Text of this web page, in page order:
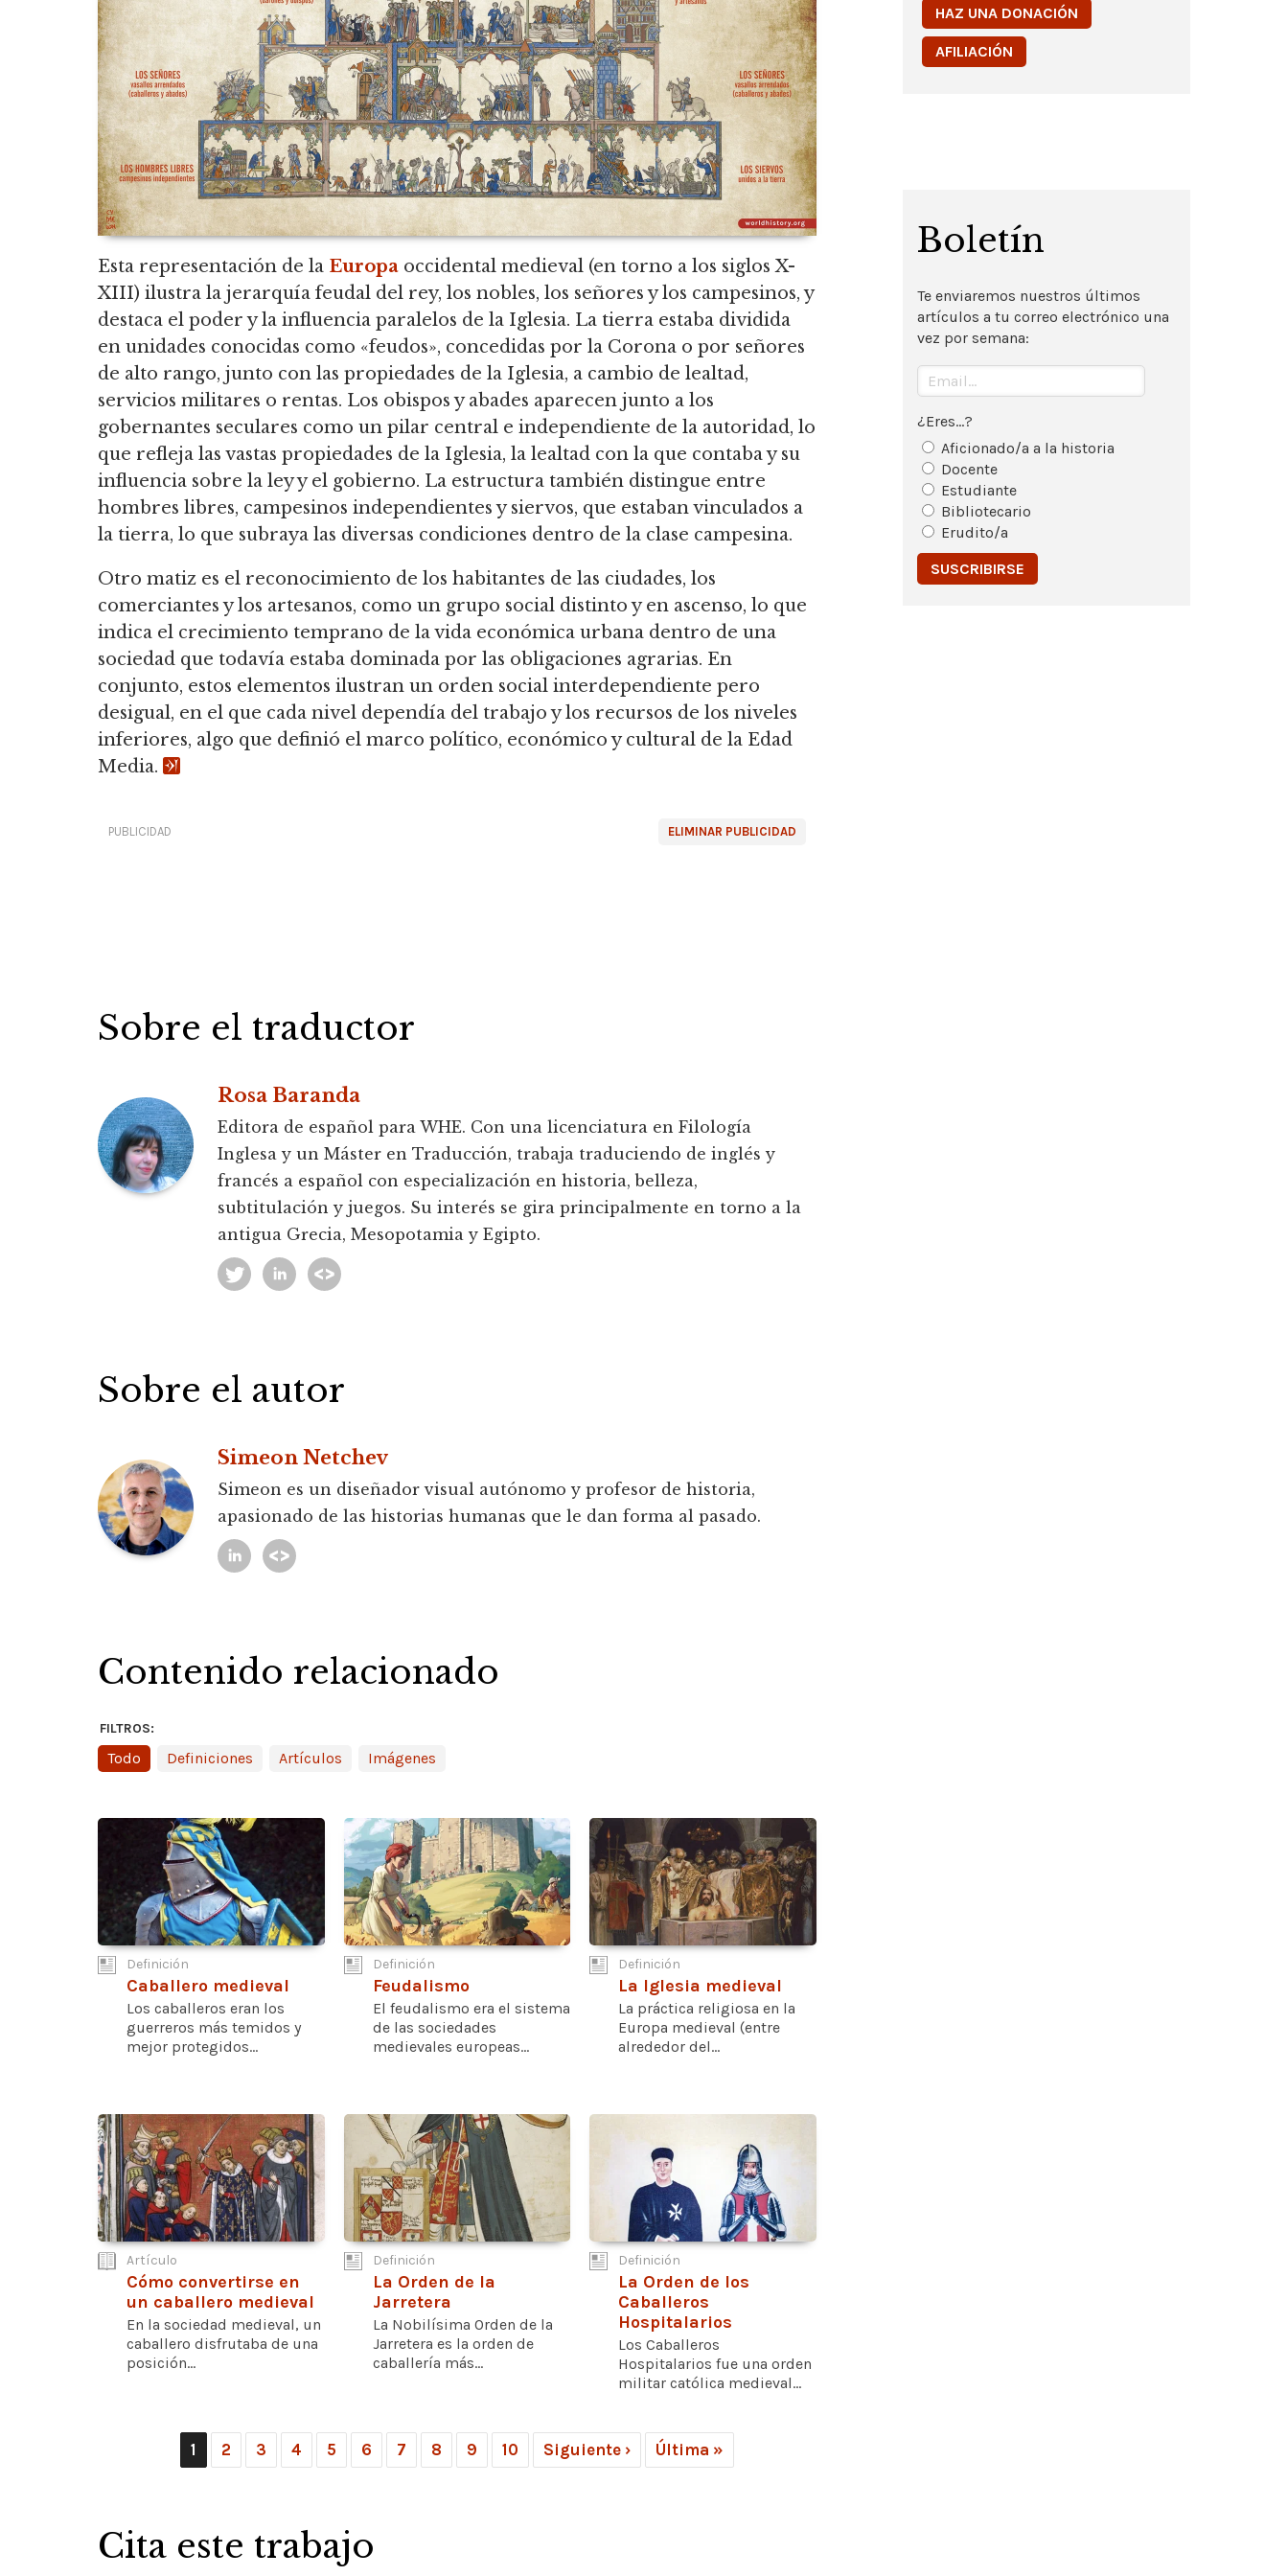
Esta representación de la Europa occidental medieval (en torno a los siglos X-
XIII) ilustra la jerarquía feudal del rey, los nobles, los señores y los campesinos, y
destaca el poder y la influencia paralelos de la Iglesia. La tierra estaba dividida
en unidades conocidas como «feudos», concedidas por la Corona o por señores
de alto rango, junto con las propiedades de la Iglesia, a cambio de lealtad,
servicios militares o rentas. Los obispos y abades aparecen junto a los
gobernantes seculares como un pilar central e independiente de la autoridad, lo
que refleja las vastas propiedades de la Iglesia, la lealtad con la que contaba y su
influencia sobre la ley y el gobierno. La estructura también distingue entre
hombres libres, campesinos independientes y siervos, que estaban vinculados a
la tierra, lo que subraya las diversas condiciones dentro de la clase campesina.
Otro matiz es el reconocimiento de los habitantes de las ciudades, los
comerciantes y los artesanos, como un grupo social distinto y en ascenso, lo que
indica el crecimiento temprano de la vida económica urbana dentro de una
sociedad que todavía estaba dominada por las obligaciones agrarias. En
conjunto, estos elementos ilustran un orden social interdependiente pero
desigual, en el que cada nivel dependía del trabajo y los recursos de los niveles
inferiores, algo que definió el marco político, económico y cultural de la Edad
Media.
ELIMINAR PUBLICIDAD
PUBLICIDAD
Sobre el traductor
Rosa Baranda
Editora de español para WHE. Con una licenciatura en Filología
Inglesa y un Máster en Traducción, trabaja traduciendo de inglés y
francés a español con especialización en historia, belleza,
subtitulación y juegos. Su interés se gira principalmente en torno a la
antigua Grecia, Mesopotamia y Egipto.
Sobre el autor
Simeon Netchev
Simeon es un diseñador visual autónomo y profesor de historia,
apasionado de las historias humanas que le dan forma al pasado.
Contenido relacionado
FILTROS:
Todo Definiciones Artículos Imágenes
Definición
Caballero medieval
Los caballeros eran los
guerreros más temidos y
mejor protegidos...
Definición
Feudalismo
El feudalismo era el sistema
de las sociedades
medievales europeas...
Definición
La Iglesia medieval
La práctica religiosa en la
Europa medieval (entre
alrededor del...
Artículo
Cómo convertirse en
un caballero medieval
En la sociedad medieval, un
caballero disfrutaba de una
posición...
Definición
La Orden de la
Jarretera
La Nobilísima Orden de la
Jarretera es la orden de
caballería más...
Definición
La Orden de los
Caballeros
Hospitalarios
Los Caballeros
Hospitalarios fue una orden
militar católica medieval...
1 2 3 4 5 6 7 8 9 10 Siguiente › Última »
Cita este trabajo
HAZ UNA DONACIÓN
AFILIACIÓN
Boletín
Te enviaremos nuestros últimos
artículos a tu correo electrónico una
vez por semana:
¿Eres...?
Aficionado/a a la historia
Docente
Estudiante
Bibliotecario
Erudito/a